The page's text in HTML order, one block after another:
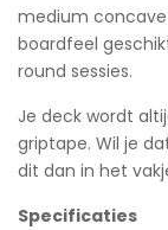
medium concave
boardfeel
round sessies.
Je deck wordt
griptape. Wil je
dit dan in het
Specificaties